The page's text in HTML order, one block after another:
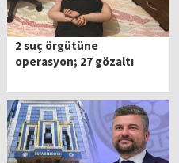
2 suç örgütüne
operasyon; 27 gözaltı